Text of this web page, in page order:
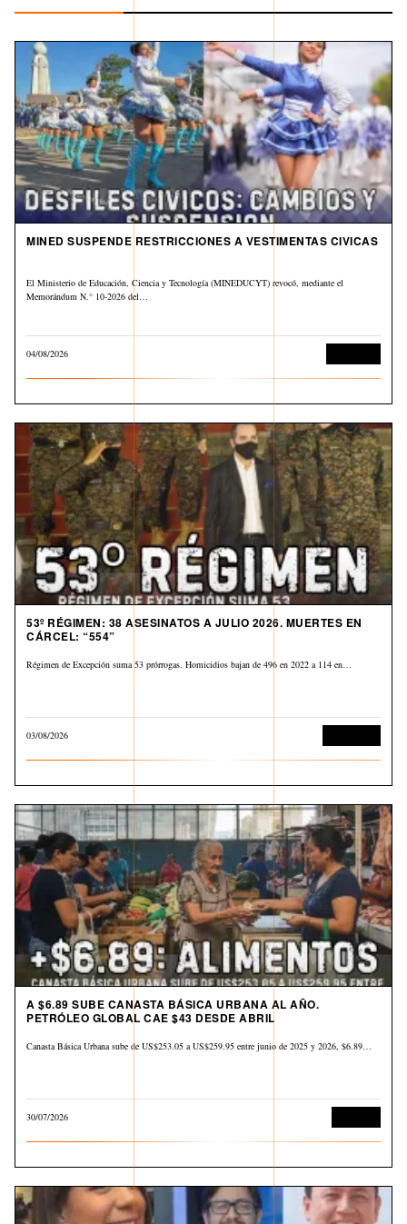
MINED SUSPENDE RESTRICCIONES A VESTIMENTAS CIVICAS
El Ministerio de Educación, Ciencia y Tecnología (MINEDUCYT) revocó, mediante el
Memorándum N.° 10-2026 del…
04/08/2026
53º RÉGIMEN: 38 ASESINATOS A JULIO 2026. MUERTES EN
CÁRCEL: “554”
Régimen de Excepción suma 53 prórrogas. Homicidios bajan de 496 en 2022 a 114 en…
03/08/2026
A $6.89 SUBE CANASTA BÁSICA URBANA AL AÑO.
PETRÓLEO GLOBAL CAE $43 DESDE ABRIL
Canasta Básica Urbana sube de US$253.05 a US$259.95 entre junio de 2025 y 2026, $6.89…
30/07/2026